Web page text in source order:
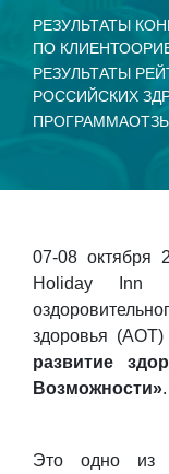
РЕЗУЛЬТАТЫ
ПО
РЕЗУЛЬТАТЫ
РОССИЙСКИХ
ПРОГРАММА
07-08 октября
Holiday Inn
здоровья
развитие
Возможности».
Это одно из